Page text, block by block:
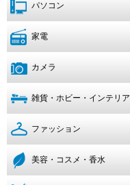
パソコン
家電
カメラ
雑貨・ホビー・インテリア
ファッション
美容・コスメ・香水